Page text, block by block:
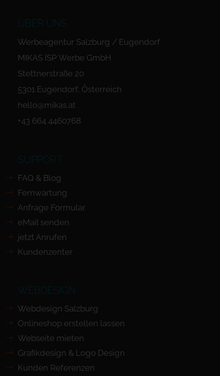
ÜBER UNS
Werbeagentur Salzburg / Eugendorf
MIKAS ISP Werbe GmbH
Stettnerstraße 20
5301 Eugendorf, Österreich
hello@mikas.at
+43 664 4460768
SUPPORT
FAQ & Blog
Fernwartung
Anfrage Formular
eMail senden
jetzt Anrufen
Kundenzenter
WEBDESIGN
Webdesign Salzburg
Onlineshop erstellen lassen
Webseite mieten
Grafikdesign & Logo Design
Kunden Referenzen